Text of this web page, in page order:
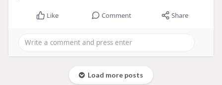
Like Comment Share
Load more posts